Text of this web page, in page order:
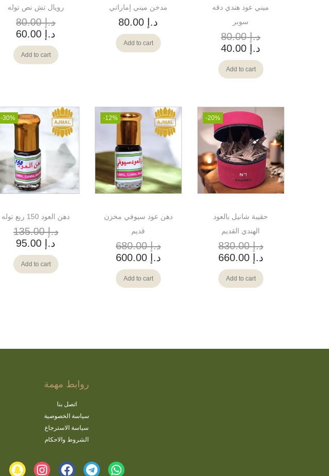
رويال تش نص توله
د.إ80.00
د.إ
Add to cart
مدخن ميني إماراتي
د.إ
Add to cart
ميني عود هندي دقه
سوبر
د.إ80.00
د.إ
Add to cart
-30%
دهن العود 150 ربع توله
د.إ135.00
د.إ
Add to cart
-12%
دهن عود سيوفي مخزن
قديم
د.إ680.00
د.إ 600.00
Add to cart
-20%
حقيبة شانيل بالعود
الهندي القديم
د.إ830.00
د.إ 660.00
Add to cart
روابط مهمة
اتصل بنا
سياسة الخصوصية
سياسة الاسترجاع
الشروط والاحكام